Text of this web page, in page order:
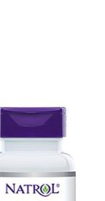
giỏ hàng.